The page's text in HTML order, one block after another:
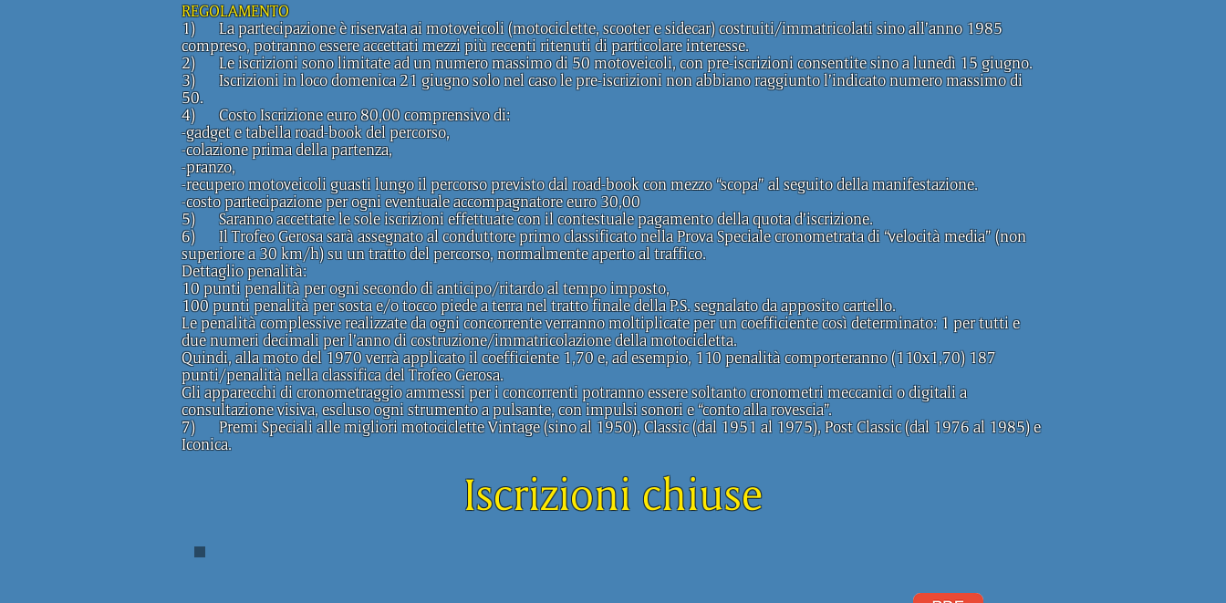
REGOLAMENTO
1) La partecipazione è riservata ai motoveicoli (motociclette, scooter e sidecar) costruiti/immatricolati sino all’anno 1985
compreso, potranno essere accettati mezzi più recenti ritenuti di particolare interesse.
2) Le iscrizioni sono limitate ad un numero massimo di 50 motoveicoli, con pre-iscrizioni consentite sino a lunedì 15 giugno.
3) Iscrizioni in loco domenica 21 giugno solo nel caso le pre-iscrizioni non abbiano raggiunto l’indicato numero massimo di
50.
4) Costo Iscrizione euro 80,00 comprensivo di:
-gadget e tabella road-book del percorso,
-colazione prima della partenza,
-pranzo,
-recupero motoveicoli guasti lungo il percorso previsto dal road-book con mezzo “scopa” al seguito della manifestazione.
-costo partecipazione per ogni eventuale accompagnatore euro 30,00
5) Saranno accettate le sole iscrizioni effettuate con il contestuale pagamento della quota d’iscrizione.
6) Il Trofeo Gerosa sarà assegnato al conduttore primo classificato nella Prova Speciale cronometrata di “velocità media” (non
superiore a 30 km/h) su un tratto del percorso, normalmente aperto al traffico.
Dettaglio penalità:
10 punti penalità per ogni secondo di anticipo/ritardo al tempo imposto,
100 punti penalità per sosta e/o tocco piede a terra nel tratto finale della P.S. segnalato da apposito cartello.
Le penalità complessive realizzate da ogni concorrente verranno moltiplicate per un coefficiente così determinato: 1 per tutti e
due numeri decimali per l’anno di costruzione/immatricolazione della motocicletta.
Quindi, alla moto del 1970 verrà applicato il coefficiente 1,70 e, ad esempio, 110 penalità comporteranno (110x1,70) 187
punti/penalità nella classifica del Trofeo Gerosa.
Gli apparecchi di cronometraggio ammessi per i concorrenti potranno essere soltanto cronometri meccanici o digitali a
consultazione visiva, escluso ogni strumento a pulsante, con impulsi sonori e “conto alla rovescia”.
7) Premi Speciali alle migliori motociclette Vintage (sino al 1950), Classic (dal 1951 al 1975), Post Classic (dal 1976 al 1985) e
Iconica.
Iscrizioni chiuse